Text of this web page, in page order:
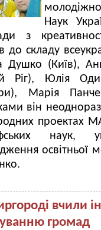
Наук
з
до складу
Душко (Київ),
Ріг), Юлія
Марія
він
проектах
наук,
освітньої
вчили
громад